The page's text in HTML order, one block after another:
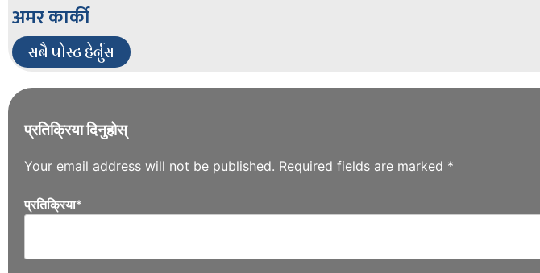
अमर कार्की
सबै पोस्ट हेर्नुस
प्रतिक्रिया दिनुहोस्
Your email address will not be published. Required fields are marked *
प्रतिक्रिया*